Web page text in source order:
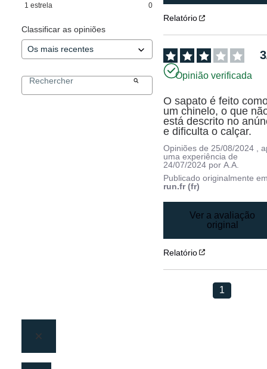
1 estrela 0
Classificar as opiniões
Relatório
3
Opinião verificada
O sapato é feito
um chinelo, o que
está descrito no
e dificulta o calçar.
Opiniões de25/08/2024 ,
uma experiência de
24/07/2024 porA.A.
Publicado originalmente
run.fr (fr)
Ver a avaliação
original
Relatório
1